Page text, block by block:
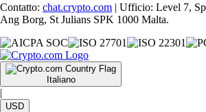
Contatto: chat.crypto.com | Ufficio: Level 7,
Ang Borg, St Julians SPK 1000 Malta.
Italiano
|
USD